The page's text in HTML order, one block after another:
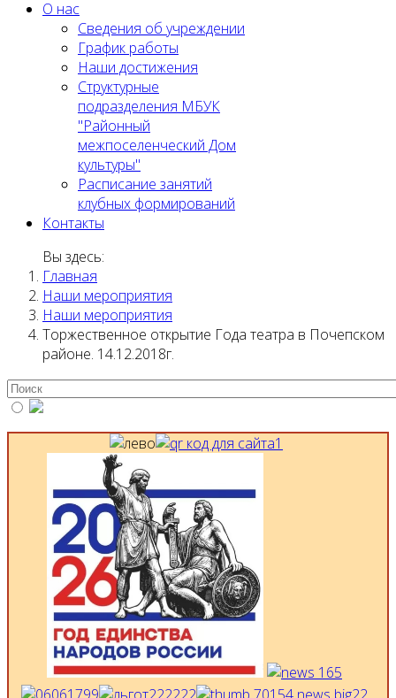
О нас
Сведения об учреждении
График работы
Наши достижения
Структурные
подразделения МБУК
"Районный
межпоселенческий Дом
культуры"
Расписание занятий
клубных формирований
Контакты
Вы здесь:
Главная
Наши мероприятия
Наши мероприятия
Торжественное открытие Года театра в Почепском
районе. 14.12.2018г.